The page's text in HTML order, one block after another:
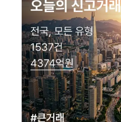
네이버 지도
현재 네이버 지도 연결이 원활하지 않
이용에 불편을 드려
다시 시도